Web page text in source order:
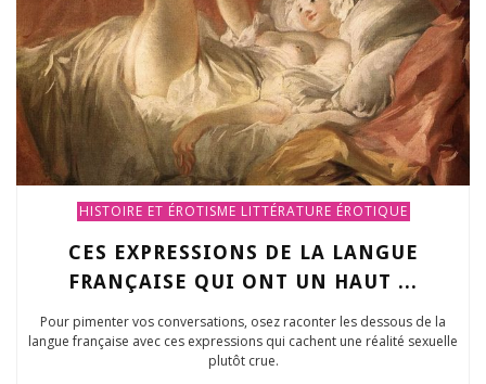
HISTOIRE ET ÉROTISME LITTÉRATURE ÉROTIQUE
CES EXPRESSIONS DE LA LANGUE
FRANÇAISE QUI ONT UN HAUT ...
Pour pimenter vos conversations, osez raconter les dessous de la
langue française avec ces expressions qui cachent une réalité sexuelle
plutôt crue.